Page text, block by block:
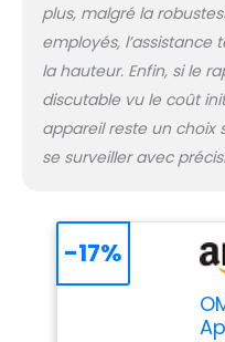
5
plus, malgré la
employés, l’assistance
la hauteur. Enfin, si le
discutable vu le coût
appareil reste un choix
se surveiller avec
-17%